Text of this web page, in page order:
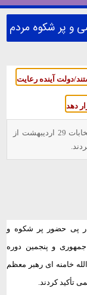
و پر شکوه مردم
دولت آینده رعایت
دهد
رهبر معظم انقلاب اسلامی در پیامی به مناسبت انتخابات 29 اردیبهشت از
پی حضور پر شکوه و
و پنجمین دوره
خامنه ای رهبر معظم
تأکید کردند.